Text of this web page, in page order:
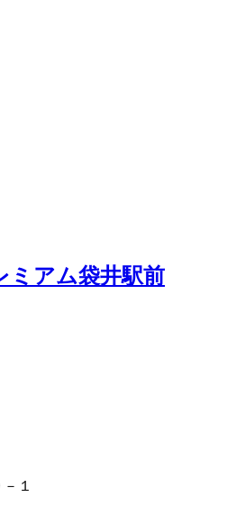
ミアム袋井駅前
１